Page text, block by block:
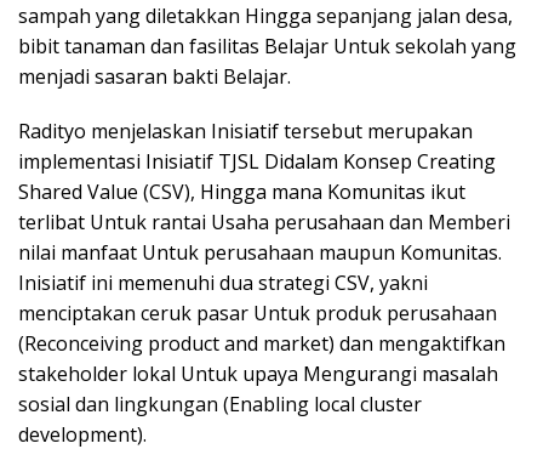
sampah yang diletakkan Hingga sepanjang jalan desa,
bibit tanaman dan fasilitas Belajar Untuk sekolah yang
menjadi sasaran bakti Belajar.
Radityo menjelaskan Inisiatif tersebut merupakan
implementasi Inisiatif TJSL Didalam Konsep Creating
Shared Value (CSV), Hingga mana Komunitas ikut
terlibat Untuk rantai Usaha perusahaan dan Memberi
nilai manfaat Untuk perusahaan maupun Komunitas.
Inisiatif ini memenuhi dua strategi CSV, yakni
menciptakan ceruk pasar Untuk produk perusahaan
(Reconceiving product and market) dan mengaktifkan
stakeholder lokal Untuk upaya Mengurangi masalah
sosial dan lingkungan (Enabling local cluster
development).